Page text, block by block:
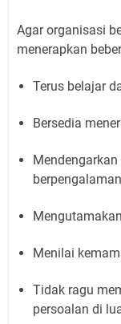
Agar organisasi
menerapkan
Terus belajar
Bersedia
Menilai
Tidak ragu
persoalan di